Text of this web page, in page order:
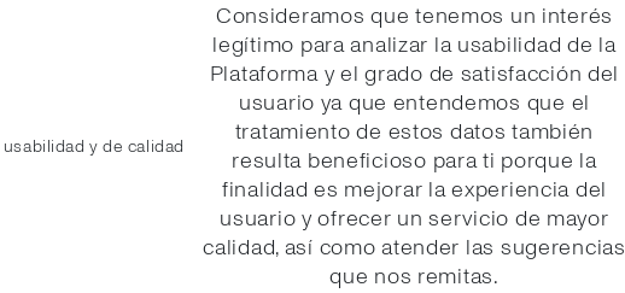
y de calidad
Consideramos que tenemos un interés
legítimo para analizar la usabilidad de la
Plataforma y el grado de satisfacción del
usuario ya que entendemos que el
tratamiento de estos datos también
resulta beneficioso para ti porque la
finalidad es mejorar la experiencia del
usuario y ofrecer un servicio de mayor
calidad, así como atender las sugerencias
que nos remitas.